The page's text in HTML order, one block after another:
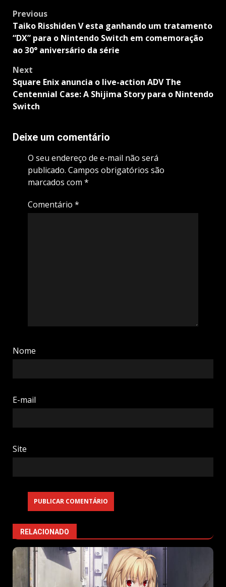
Post
navigation
Previous
Taiko Risshiden V esta ganhando um tratamento
“DX” para o Nintendo Switch em comemoração
ao 30° aniversário da série
Next
Square Enix anuncia o live-action ADV The
Centennial Case: A Shijima Story para o Nintendo
Switch
Deixe um comentário
O seu endereço de e-mail não será
publicado. Campos obrigatórios são
marcados com *
Comentário *
Nome
E-mail
Site
RELACIONADO